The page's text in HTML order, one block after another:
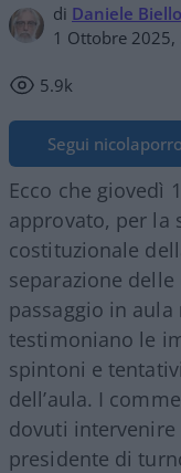
di Daniele Biello
1 Ottobre 2025,
5.9k
Segui
Ecco che giovedì
approvato, per la
costituzionale
separazione
passaggio in aula
testimoniano le
spintoni e
dell’aula. I
dovuti
presidente di